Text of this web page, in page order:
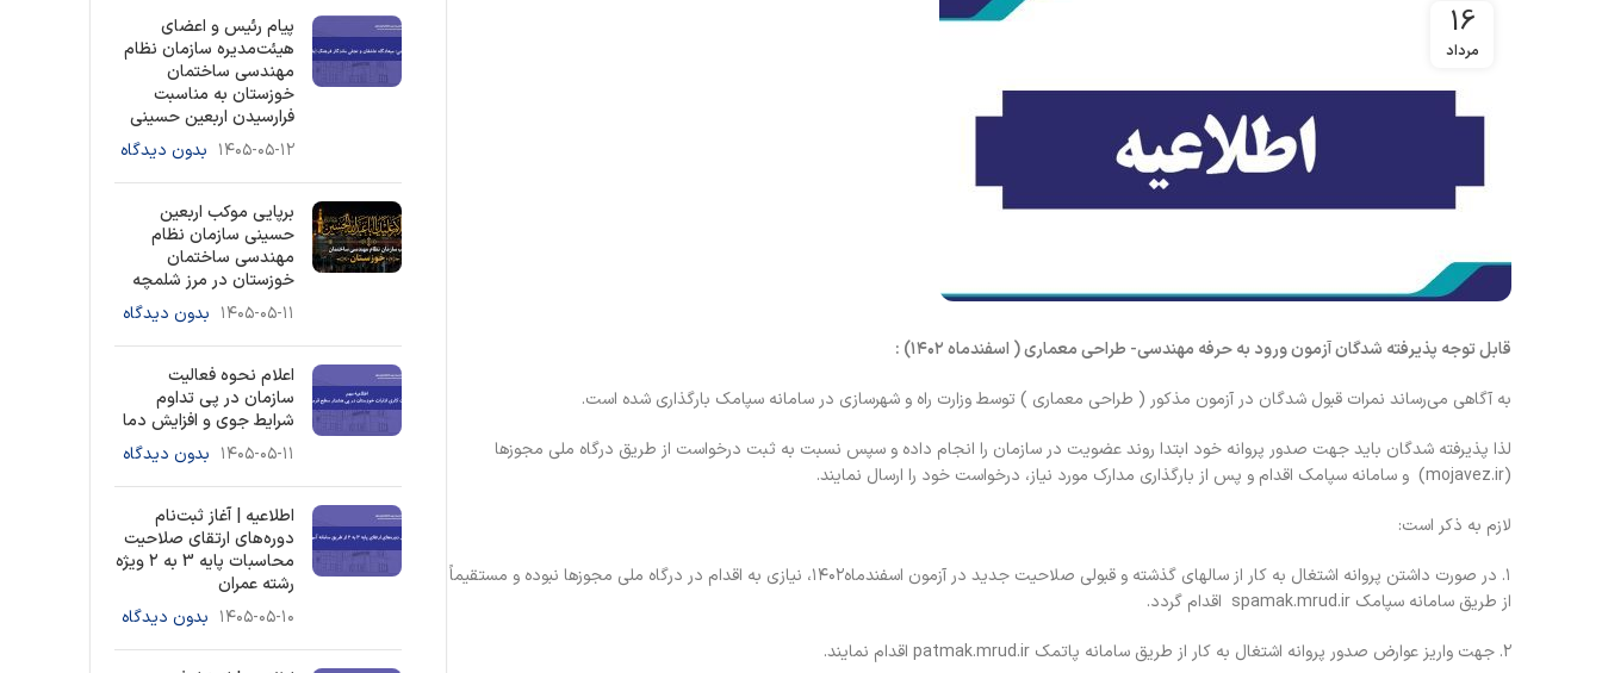
16
مرداد
قابل توجه پذیرفته شدگان آزمون ورود به حرفه مهندسی- طراحی معماری ( اسفندماه ۱۴۰۲) :
به آگاهی می‌رساند نمرات قبول شدگان در آزمون مذکور ( طراحی معماری ) توسط وزارت راه و شهرسازی در سامانه سپامک بارگذاری شده است.
لذا پذیرفته شدگان باید جهت صدور پروانه خود ابتدا روند عضویت در سازمان را انجام داده و سپس نسبت به ثبت درخواست از طریق درگاه ملی مجوزها
(mojavez.ir) و سامانه سپامک اقدام و پس از بارگذاری مدارک مورد نیاز، درخواست خود را ارسال نمایند.
لازم به ذکر است:
۱. در صورت داشتن پروانه اشتغال به کار از سالهای گذشته و قبولی صلاحیت جدید در آزمون اسفندماه۱۴۰۲، نیازی به اقدام در درگاه ملی مجوزها نبوده و مستقیماً
از طریق سامانه سپامک spamak.mrud.ir اقدام گردد.
۲. جهت واریز عوارض صدور پروانه اشتغال به کار از طریق سامانه پاتمک patmak.mrud.ir اقدام نمایند.
پیام رئیس و اعضای
هیئت‌مدیره سازمان نظام
مهندسی ساختمان
خوزستان به مناسبت
فرارسیدن اربعین حسینی
۱۴۰۵-۰۵-۱۲ بدون دیدگاه
برپایی موکب اربعین
حسینی سازمان نظام
مهندسی ساختمان
خوزستان در مرز شلمچه
۱۴۰۵-۰۵-۱۱ بدون دیدگاه
اعلام نحوه فعالیت
سازمان در پی تداوم
شرایط جوی و افزایش دما
۱۴۰۵-۰۵-۱۱ بدون دیدگاه
اطلاعیه | آغاز ثبت‌نام
دوره‌های ارتقای صلاحیت
محاسبات پایه 3 به ۲ ویژه
رشته عمران
۱۴۰۵-۰۵-۱۰ بدون دیدگاه